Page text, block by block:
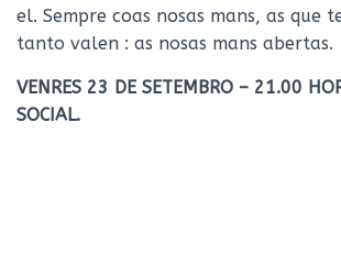
el. Sempre coas nosas mans, as que
tanto valen : as nosas mans abertas.
VENRES 23 DE SETEMBRO – 21.00
SOCIAL.